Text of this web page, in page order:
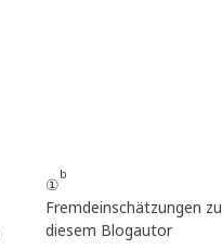
①
b
Fremdeinschätzungen zu
diesem Blogautor